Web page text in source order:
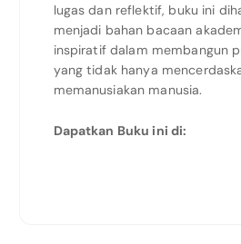
lugas dan reflektif, buku ini
menjadi bahan bacaan
inspiratif dalam membangun
yang tidak hanya
memanusiakan manusia.
Dapatkan Buku ini di: